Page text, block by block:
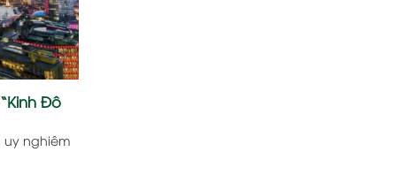
Đô
uy nghiêm